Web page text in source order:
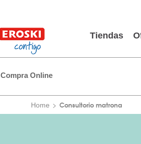
Tiendas
Compra Online
Home Consultorio matrona